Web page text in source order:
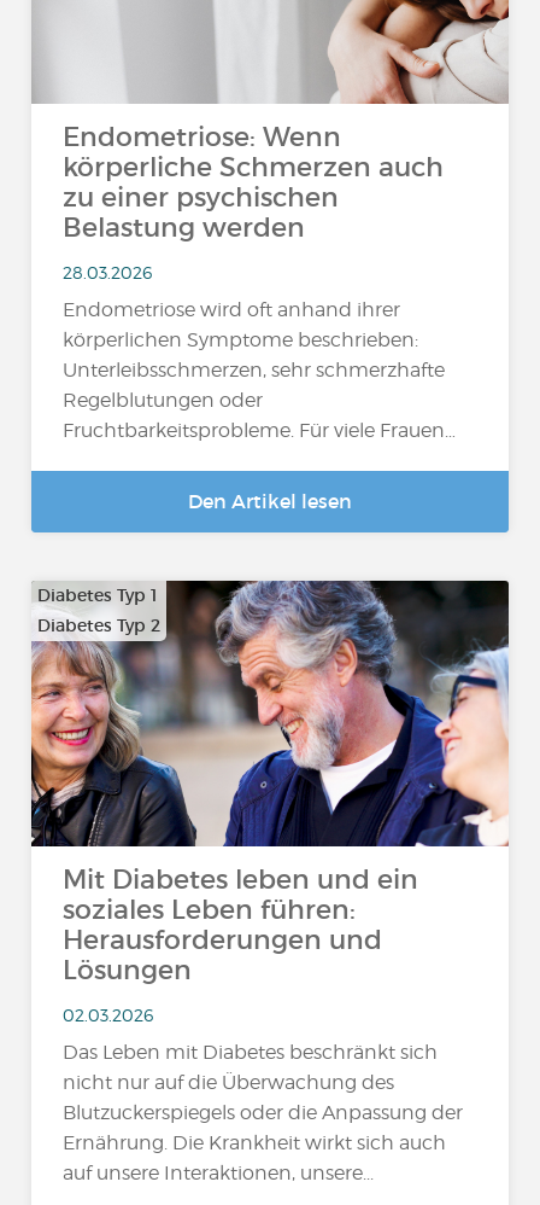
Endometriose: Wenn
körperliche Schmerzen auch
zu einer psychischen
Belastung werden
28.03.2026
Endometriose wird oft anhand ihrer
körperlichen Symptome beschrieben:
Unterleibsschmerzen, sehr schmerzhafte
Regelblutungen oder
Fruchtbarkeitsprobleme. Für viele Frauen…
Den Artikel lesen
Diabetes Typ 1
Diabetes Typ 2
Mit Diabetes leben und ein
soziales Leben führen:
Herausforderungen und
Lösungen
02.03.2026
Das Leben mit Diabetes beschränkt sich
nicht nur auf die Überwachung des
Blutzuckerspiegels oder die Anpassung der
Ernährung. Die Krankheit wirkt sich auch
auf unsere Interaktionen, unsere...